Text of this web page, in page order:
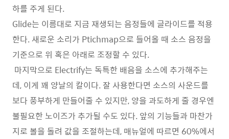
하를 주게 된다.
Glide는 이름대로 지금 재생되는 음정들에 글라이드를 적용
한다. 새로운 소리가 Ptichmap으로 들어올 때 소스 음정을
기준으로 위 혹은 아래로 조정할 수 있다.
마지막으로 Electrify는 독특한 배음을 소스에 추가해주는
데, 이게 꽤 양날의 칼이다. 잘 사용한다면 소스의 사운드를
보다 풍부하게 만들어줄 수 있지만, 양을 과도하게 줄 경우엔
불필요한 노이즈가 추가될 수도 있다. 앞의 기능들과 마찬가
지로 볼을 돌려 값을 조절하는데, 매뉴얼에 따르면 60%에서